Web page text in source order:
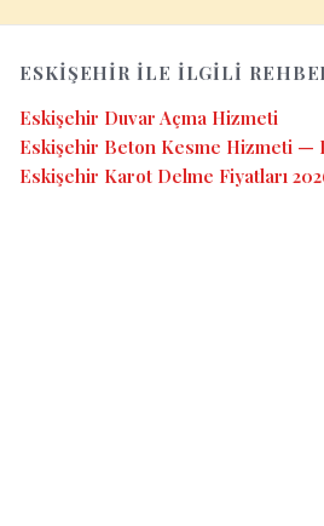
ESKIŞEHIR ILE İLGILI
Eskişehir Duvar Açma Hizmeti
Eskişehir Beton Kesme Hizmeti —
Eskişehir Karot Delme Fiyatları